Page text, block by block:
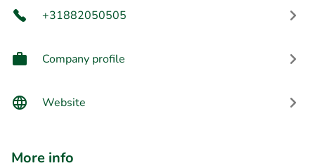
+31882050505
Company profile
Website
More info